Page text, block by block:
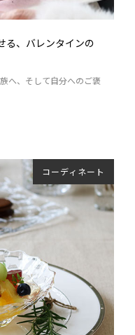
る、バレンタインの
へ、そして自分へのご褒
コーディネート